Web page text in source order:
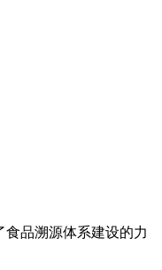
品溯源体系建设的力